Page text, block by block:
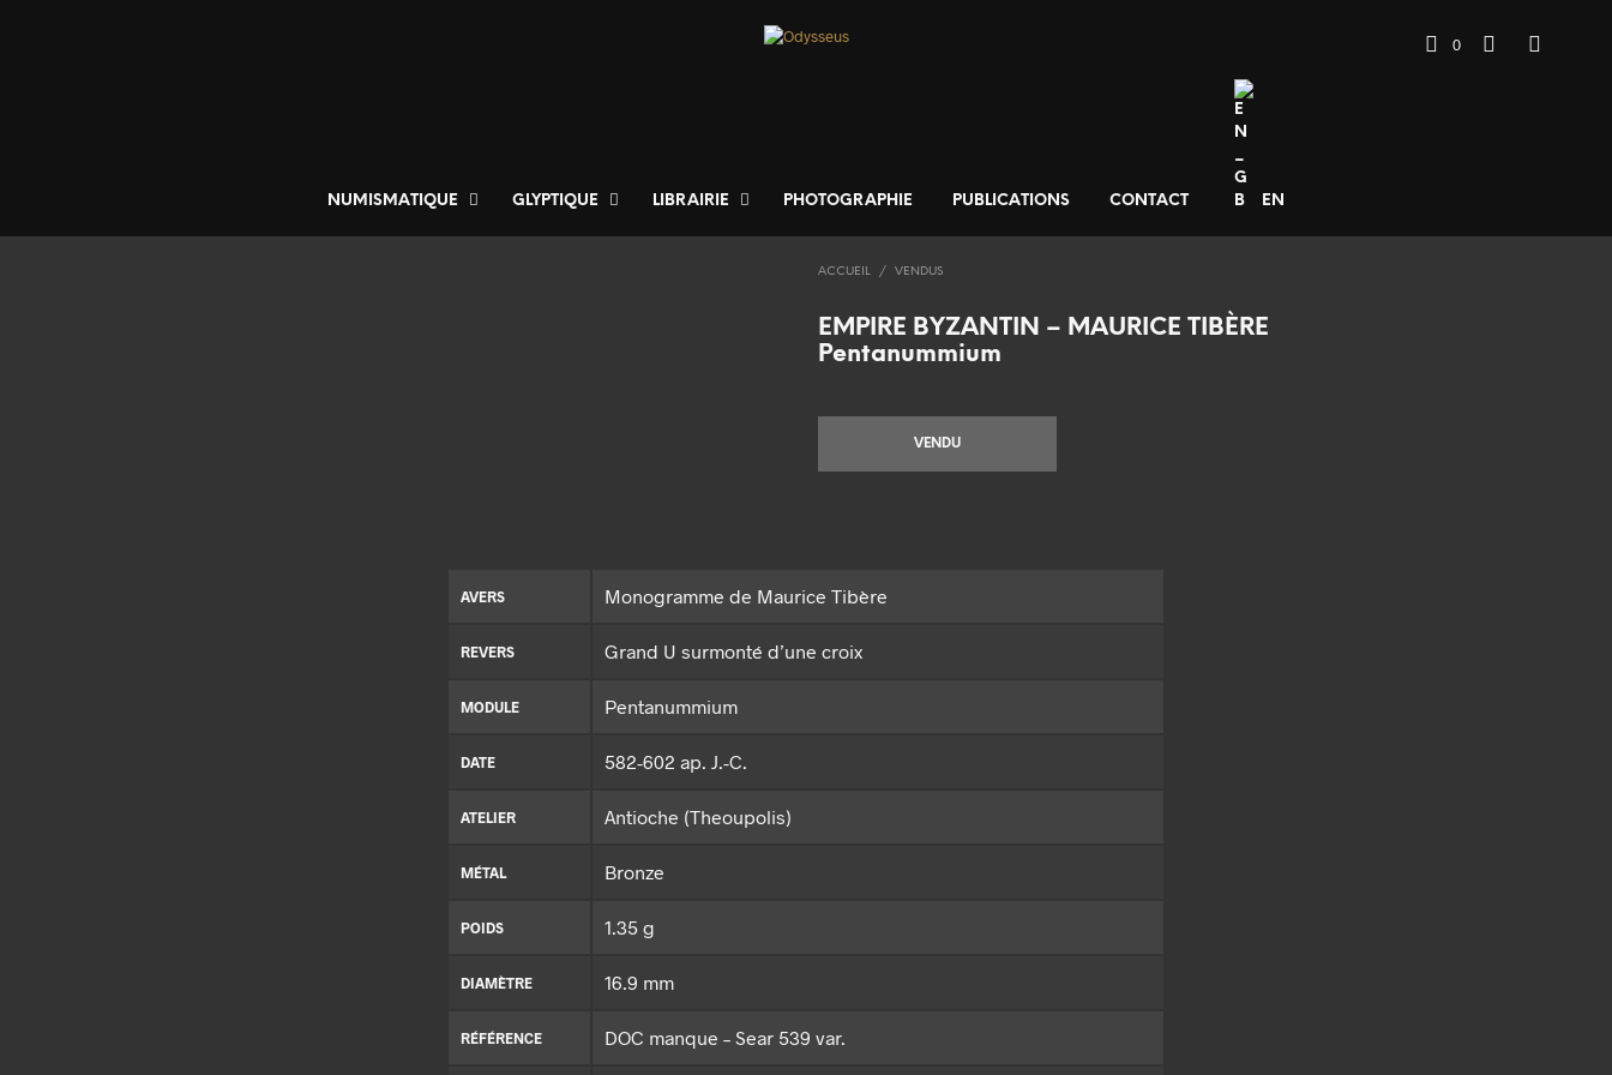
NUMISMATIQUE GLYPTIQUE LIBRAIRIE PHOTOGRAPHIE PUBLICATIONS CONTACT EN
0
ACCUEIL / VENDUS
EMPIRE BYZANTIN – MAURICE TIBÈRE
Pentanummium
VENDU
AVERS Monogramme de Maurice Tibère
REVERS Grand U surmonté d’une croix
MODULE Pentanummium
DATE 582-602 ap. J.-C.
ATELIER Antioche (Theoupolis)
MÉTAL Bronze
POIDS 1.35 g
DIAMÈTRE 16.9 mm
RÉFÉRENCE DOC manque – Sear 539 var.